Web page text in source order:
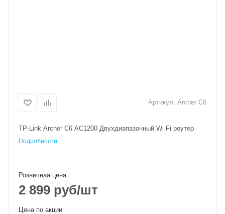
Артикул: Archer C6
TP-Link Archer C6 AC1200 Двухдиапазонный Wi Fi роутер
Подробности
Розничная цена
2 899 руб/шт
Цена по акции